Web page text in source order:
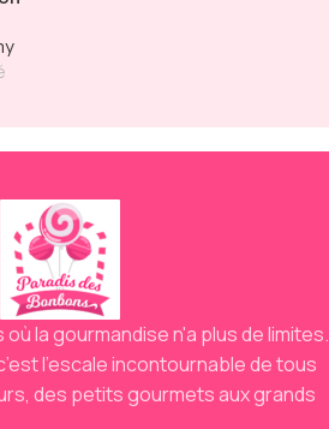
la gourmandise n'a plus de limites.
l’escale incontournable de tous
des petits gourmets aux grands